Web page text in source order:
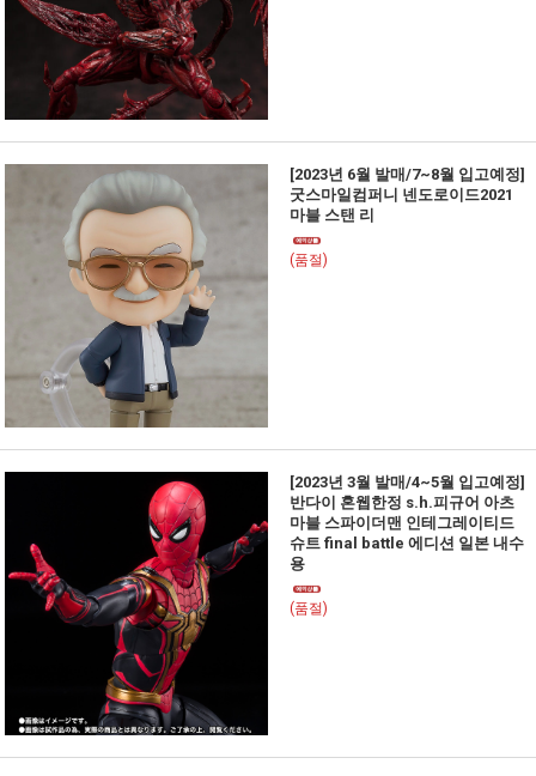
[2023년 6월 발매/7~8월 입고예정]
굿스마일컴퍼니 넨도로이드2021
마블 스탠 리
(품절)
[2023년 3월 발매/4~5월 입고예정]
반다이 혼웹한정 s.h.피규어 아츠
마블 스파이더맨 인테그레이티드
슈트 final battle 에디션 일본 내수
용
(품절)